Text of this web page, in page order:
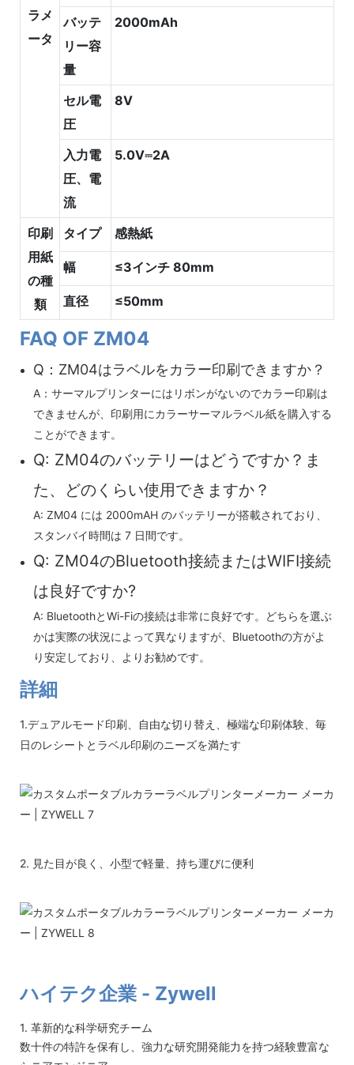
ラメ
ータ
バッテ
リー容
量
2000mAh
セル電
圧
8V
入力電
圧、電
流
5.0V⎓2A
印刷
用紙
の種
類
タイプ 感熱紙
幅 ≤3インチ 80mm
直径 ≤50mm
FAQ OF ZM04
Q：ZM04はラベルをカラー印刷できますか？
A：サーマルプリンターにはリボンがないのでカラー印刷は
できませんが、印刷用にカラーサーマルラベル紙を購入する
ことができます。
Q: ZM04のバッテリーはどうですか？ま
た、どのくらい使用できますか？
A: ZM04 には 2000mAH のバッテリーが搭載されており、
スタンバイ時間は 7 日間です。
Q: ZM04のBluetooth接続またはWIFI接続
は良好ですか?
A: BluetoothとWi-Fiの接続は非常に良好です。どちらを選ぶ
かは実際の状況によって異なりますが、Bluetoothの方がよ
り安定しており、よりお勧めです。
詳細
1.デュアルモード印刷、自由な切り替え、極端な印刷体験、毎
日のレシートとラベル印刷のニーズを満たす
2. 見た目が良く、小型で軽量、持ち運びに便利
ハイテク企業 - Zywell
1. 革新的な科学研究チーム
数十件の特許を保有し、強力な研究開発能力を持つ経験豊富な